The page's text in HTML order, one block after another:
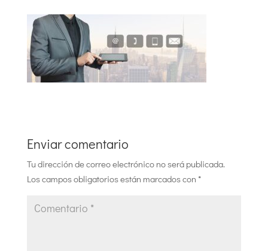
Enviar comentario
Tu dirección de correo electrónico no será publicada.
Los campos obligatorios están marcados con *